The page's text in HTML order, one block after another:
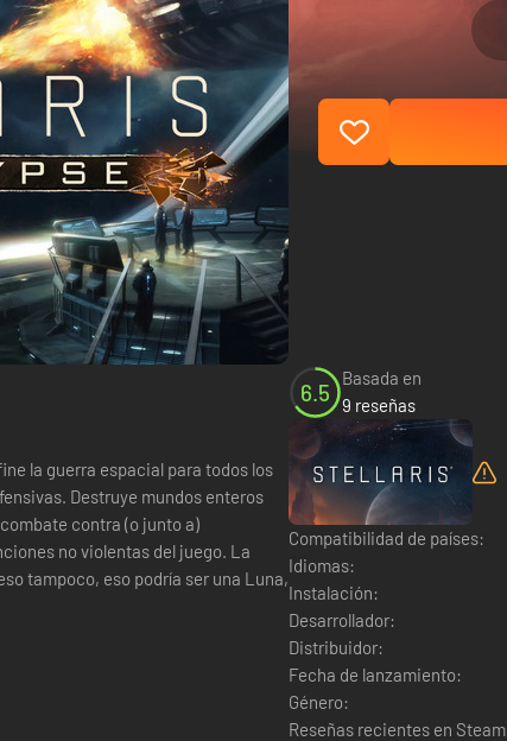
la guerra espacial para todos los
Destruye mundos enteros
contra (o junto a)
no violentas del juego. La
tampoco, eso podría ser una Luna,
6.5
Basada en
9 reseñas
Compatibilidad de países:
Idiomas:
Instalación:
Desarrollador:
Distribuidor:
Fecha de lanzamiento:
Género:
Reseñas recientes en